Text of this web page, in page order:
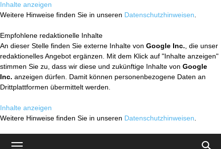
Inhalte anzeigen
Weitere Hinweise finden Sie in unseren Datenschutzhinweisen
Empfohlene redaktionelle Inhalte
An dieser Stelle finden Sie externe Inhalte von Google Inc. , die unser
redaktionelles Angebot ergänzen. Mit dem Klick auf "Inhalte anzeigen"
stimmen Sie zu, dass wir diese und zukünftige Inhalte von Google
Inc. anzeigen dürfen. Damit können personenbezogene Daten an
Drittplattformen übermittelt werden.
Inhalte anzeigen
Weitere Hinweise finden Sie in unseren Datenschutzhinweisen